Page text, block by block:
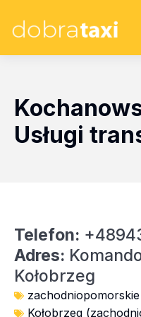
Usługi
Telefon:
Adres:
Kołobrzeg
zachodniopomorskie
Kołobrzeg